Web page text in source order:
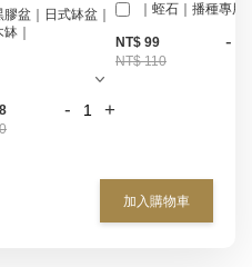
膠盆｜日式缽盆｜
｜
- +
｜蛭石｜播種專用
NT$ 99
NT$ 110
-
加入購物車